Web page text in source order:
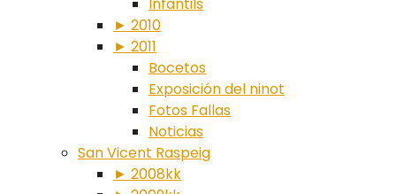
► 2010
► 2011
Bocetos
Exposición del ninot
Fotos Fallas
Noticias
San Vicent Raspeig
► 2008kk